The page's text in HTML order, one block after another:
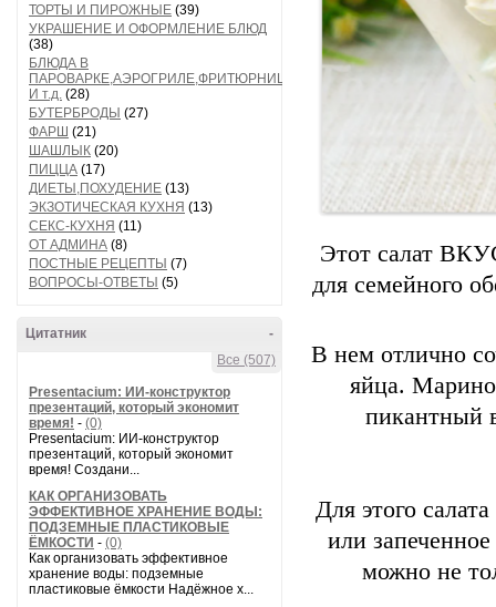
ТОРТЫ И ПИРОЖНЫЕ (39)
УКРАШЕНИЕ И ОФОРМЛЕНИЕ БЛЮД
(38)
БЛЮДА В
ПАРОВАРКЕ,АЭРОГРИЛЕ,ФРИТЮРНИЦЕ
И т.д. (28)
БУТЕРБРОДЫ (27)
ФАРШ (21)
ШАШЛЫК (20)
ПИЦЦА (17)
ДИЕТЫ,ПОХУДЕНИЕ (13)
ЭКЗОТИЧЕСКАЯ КУХНЯ (13)
СЕКС-КУХНЯ (11)
ОТ АДМИНА (8)
ПОСТНЫЕ РЕЦЕПТЫ (7)
ВОПРОСЫ-ОТВЕТЫ (5)
-
Цитатник
Все (507)
Presentacium: ИИ‑конструктор
презентаций, который экономит
время! - (0)
Presentacium: ИИ‑конструктор
презентаций, который экономит
время! Создани...
КАК ОРГАНИЗОВАТЬ
ЭФФЕКТИВНОЕ ХРАНЕНИЕ ВОДЫ:
ПОДЗЕМНЫЕ ПЛАСТИКОВЫЕ
ЁМКОСТИ - (0)
Как организовать эффективное
хранение воды: подземные
пластиковые ёмкости Надёжное х...
Этот салат
для семейного
В нем отлично
яйца.
пикантный
Для этого
или
можно не